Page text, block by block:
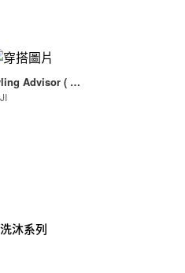
Advisor ( F
)
沐系列